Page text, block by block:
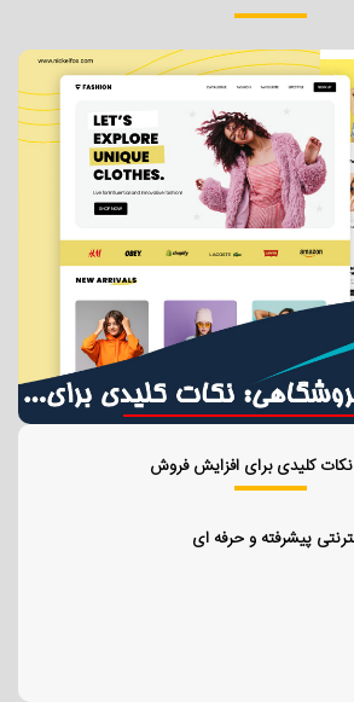
کلیدی برای افزایش فروش
پیشرفته و حرفه ای